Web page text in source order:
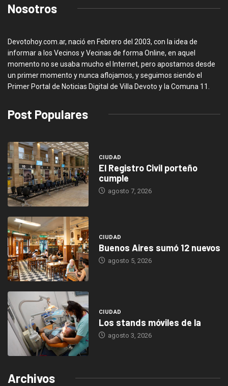
Nosotros
Devotohoy.com.ar, nació en Febrero del 2003, con la idea de
informar a los Vecinos y Vecinas de forma Online, en aquel
momento no se usaba mucho el Internet, pero apostamos desde
un primer momento y nunca aflojamos, y seguimos siendo el
Primer Portal de Noticias Digital de Villa Devoto y la Comuna 11.
Post Populares
CIUDAD
El Registro Civil porteño
cumple
agosto 7, 2026
CIUDAD
Buenos Aires sumó 12 nuevos
agosto 5, 2026
CIUDAD
Los stands móviles de la
agosto 3, 2026
Archivos